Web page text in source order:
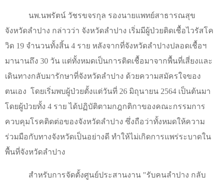
นพ.นพรัตน์ วัชรขจรกุล รองนายแพทย์สาธารณสุข
จังหวัดลำปาง กล่าวว่า จังหวัดลำปาง เริ่มมีผู้ป่วยติดเชื้อไวรัสโค
วิด 19 จำนวนทั้งสิ้น 4 ราย หลังจากที่จังหวัดลำปางปลอดเชื้อฯ
มานานถึง 30 วัน แต่ทั้งหมดเป็นการติดเชื้อมาจากพื้นที่เสี่ยงและ
เดินทางกลับมารักษาที่จังหวัดลำปาง ด้วยความสมัครใจของ
ตนเอง โดยเริ่มพบผู้ป่วยตั้งแต่วันที่ 26 มิถุนายน 2564 เป็นต้นมา
โดยผู้ป่วยทั้ง 4 ราย ได้ปฏิบัติตามกฎกติกาของคณะกรรมการ
ควบคุมโรคติดต่อของจังหวัดลำปาง ซึ่งถือว่าทั้งหมดให้ความ
ร่วมมือกับทางจังหวัดเป็นอย่างดี ทำให้ไม่เกิดการแพร่ระบาดใน
พื้นที่จังหวัดลำปาง
สำหรับการจัดตั้งศูนย์ประสานงาน "รับคนลำปาง กลับ